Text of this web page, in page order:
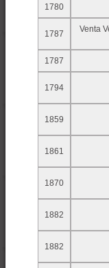
1780
1787
Venta
1787
1794
1859
1861
1870
1882
1882